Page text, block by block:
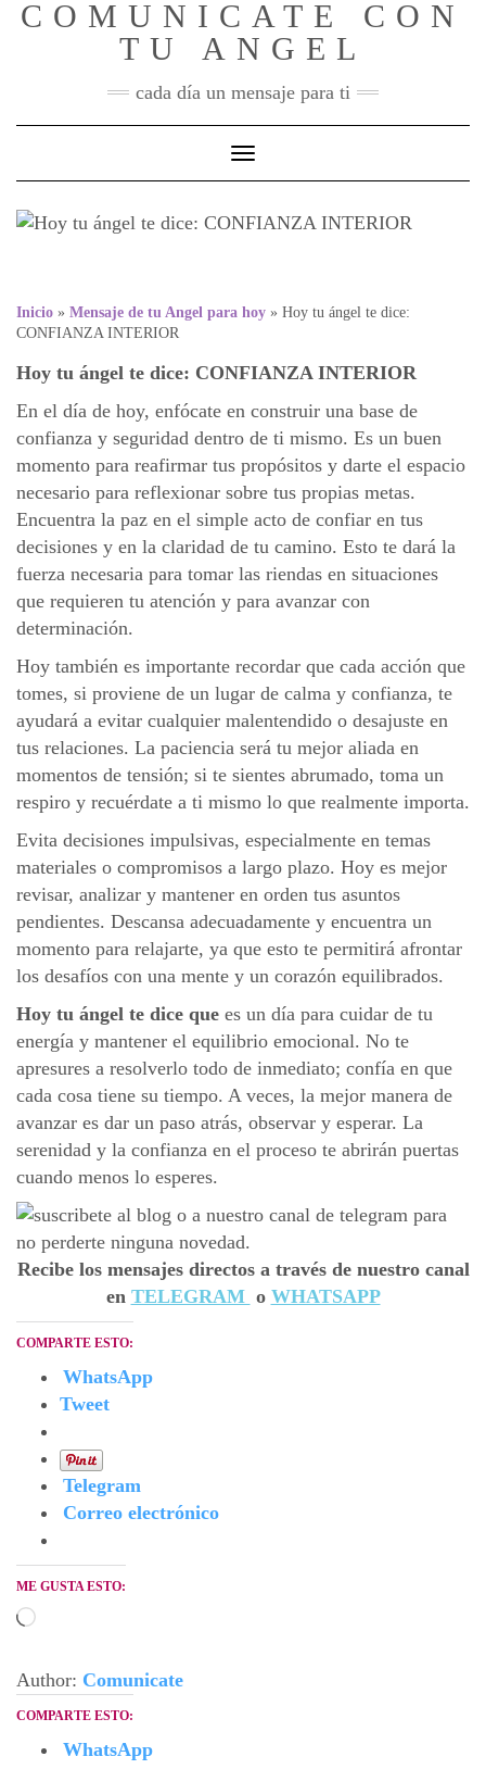
SkipCOMUNICATE CON
TU ANGEL
cada día un mensaje para ti
Toggle Navigation
Hoy tu ángel te dice:
CONFIANZA INTERIOR
Inicio » Mensaje de tu Angel para hoy » Hoy tu ángel te dice:
CONFIANZA INTERIOR
Hoy tu ángel te dice: CONFIANZA INTERIOR
En el día de hoy, enfócate en construir una base de
confianza y seguridad dentro de ti mismo. Es un buen
momento para reafirmar tus propósitos y darte el espacio
necesario para reflexionar sobre tus propias metas.
Encuentra la paz en el simple acto de confiar en tus
decisiones y en la claridad de tu camino. Esto te dará la
fuerza necesaria para tomar las riendas en situaciones
que requieren tu atención y para avanzar con
determinación.
Hoy también es importante recordar que cada acción que
tomes, si proviene de un lugar de calma y confianza, te
ayudará a evitar cualquier malentendido o desajuste en
tus relaciones. La paciencia será tu mejor aliada en
momentos de tensión; si te sientes abrumado, toma un
respiro y recuérdate a ti mismo lo que realmente importa.
Evita decisiones impulsivas, especialmente en temas
materiales o compromisos a largo plazo. Hoy es mejor
revisar, analizar y mantener en orden tus asuntos
pendientes. Descansa adecuadamente y encuentra un
momento para relajarte, ya que esto te permitirá afrontar
los desafíos con una mente y un corazón equilibrados.
Hoy tu ángel te dice que es un día para cuidar de tu
energía y mantener el equilibrio emocional. No te
apresures a resolverlo todo de inmediato; confía en que
cada cosa tiene su tiempo. A veces, la mejor manera de
avanzar es dar un paso atrás, observar y esperar. La
serenidad y la confianza en el proceso te abrirán puertas
cuando menos lo esperes.
Recibe los mensajes directos a través de nuestro canal
en TELEGRAM o WHATSAPP
COMPARTE ESTO:
WhatsApp
Tweet
Telegram
Correo electrónico
ME GUSTA ESTO:
Cargando...
Author: Comunicate
COMPARTE ESTO:
WhatsApp